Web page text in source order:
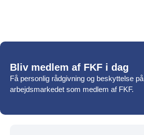
Bliv medlem af FKF i dag
Få personlig rådgivning og beskyttelse på
arbejdsmarkedet som medlem af FKF.